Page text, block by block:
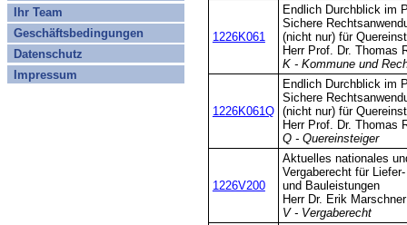
Ihr Team
Geschäftsbedingungen
Datenschutz
Impressum
1226K061
Endlich Durchblick im
Sichere
(nicht nur) für
Herr Prof. Dr. Thomas
K - Kommune und
1226K061Q
Endlich Durchblick im
Sichere
(nicht nur) für
Herr Prof. Dr. Thomas
Q - Quereinsteiger
1226V200
Aktuelles nationales
Vergaberecht für
und Bauleistungen
Herr Dr. Erik Marschner
V - Vergaberecht